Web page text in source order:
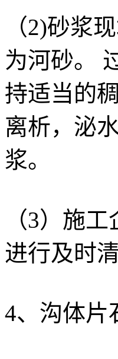
（2)砂浆
为河砂。
持适当的
离析，泌
浆。
（3）施
进行及时
4、沟体片